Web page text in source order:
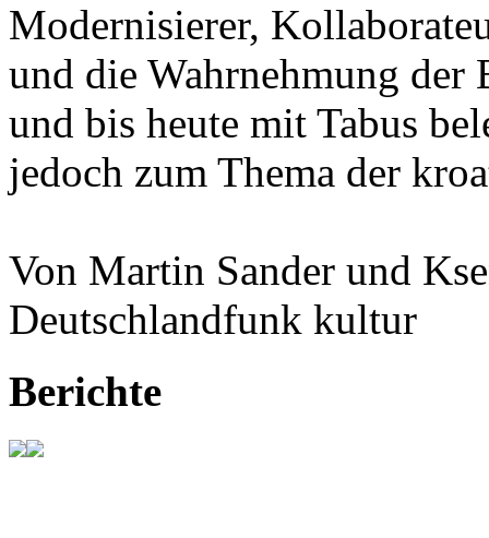
Modernisierer,
und die Wahrnehmung
und bis heute mit Tabus
jedoch zum Thema der
Von Martin Sander und
Deutschlandfunk kultur
Berichte